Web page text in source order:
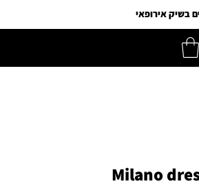
בשיק אירופאי
Milano